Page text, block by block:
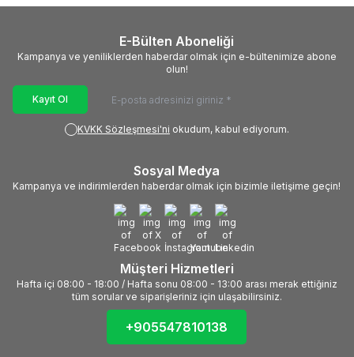
E-Bülten Aboneliği
Kampanya ve yeniliklerden haberdar olmak için e-bültenimize abone
olun!
Kayıt Ol
KVKK Sözleşmesi'ni okudum, kabul ediyorum.
Sosyal Medya
Kampanya ve indirimlerden haberdar olmak için bizimle iletişime geçin!
Müşteri Hizmetleri
Hafta içi 08:00 - 18:00 / Hafta sonu 08:00 - 13:00 arası merak ettiğiniz
tüm sorular ve siparişleriniz için ulaşabilirsiniz.
+905547810138